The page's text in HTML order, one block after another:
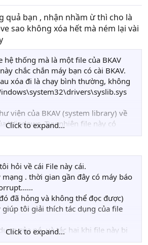
quả bạn , nhận nhầm ừ thì cho là
sao không xóa hết mà ném lại vài
thống mà là một file của BKAV
chắc chắn máy bạn có cài BKAV.
xóa đi là chạy bình thường, không
viện của BKAV (system library) về
Windows. Tuy nhiên file này có
Và khuyết điểm lớn nhất của nó là
Click to expand...
hỏi về cái File này cái.
. thời gian gần đây có máy báo
đã hỏng và không thể đọc được)
tôi giải thích tác dụng của file
của nó. và tác hại khi file này bị
Click to expand...